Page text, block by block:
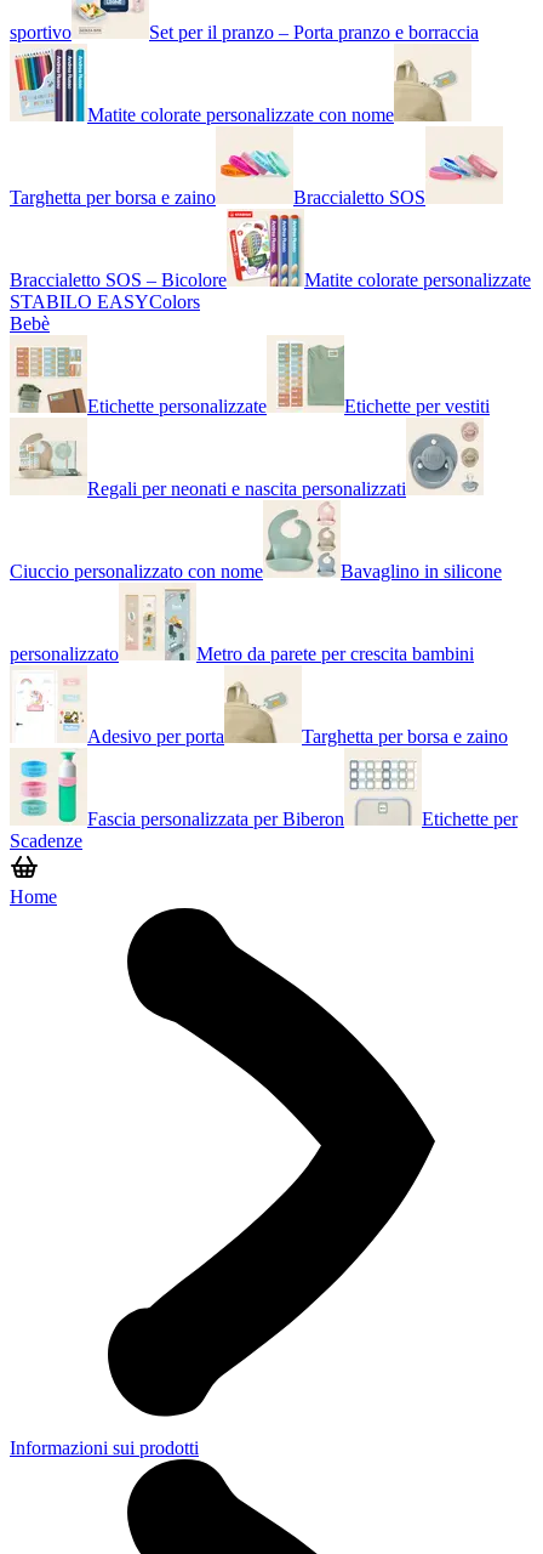
sportivo Set per il pranzo – Porta pranzo e borraccia
Matite colorate personalizzate con nome
Targhetta per borsa e zaino Braccialetto SOS
Braccialetto SOS – Bicolore
Matite colorate personalizzate
STABILO EASYColors
Bebè
Etichette personalizzate Etichette per vestiti
Regali per neonati e nascita personalizzati
Ciuccio personalizzato con nome Bavaglino in silicone
personalizzato Metro da parete per crescita bambini
Adesivo per porta Targhetta per borsa e zaino
Fascia personalizzata per Biberon
Etichette per
Scadenze
Home
Informazioni sui prodotti